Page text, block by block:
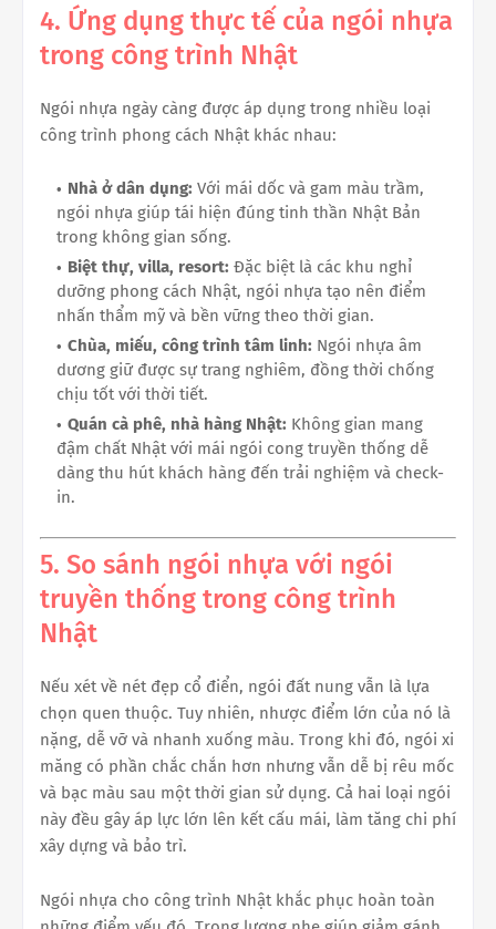
4. Ứng dụng thực tế của ngói nhựa
trong công trình Nhật
Ngói nhựa ngày càng được áp dụng trong nhiều loại
công trình phong cách Nhật khác nhau:
Nhà ở dân dụng: Với mái dốc và gam màu trầm,
ngói nhựa giúp tái hiện đúng tinh thần Nhật Bản
trong không gian sống.
Biệt thự, villa, resort: Đặc biệt là các khu nghỉ
dưỡng phong cách Nhật, ngói nhựa tạo nên điểm
nhấn thẩm mỹ và bền vững theo thời gian.
Chùa, miếu, công trình tâm linh: Ngói nhựa âm
dương giữ được sự trang nghiêm, đồng thời chống
chịu tốt với thời tiết.
Quán cà phê, nhà hàng Nhật: Không gian mang
đậm chất Nhật với mái ngói cong truyền thống dễ
dàng thu hút khách hàng đến trải nghiệm và check-
in.
5. So sánh ngói nhựa với ngói
truyền thống trong công trình
Nhật
Nếu xét về nét đẹp cổ điển, ngói đất nung vẫn là lựa
chọn quen thuộc. Tuy nhiên, nhược điểm lớn của nó là
nặng, dễ vỡ và nhanh xuống màu. Trong khi đó, ngói xi
măng có phần chắc chắn hơn nhưng vẫn dễ bị rêu mốc
và bạc màu sau một thời gian sử dụng. Cả hai loại ngói
này đều gây áp lực lớn lên kết cấu mái, làm tăng chi phí
xây dựng và bảo trì.
Ngói nhựa cho công trình Nhật khắc phục hoàn toàn